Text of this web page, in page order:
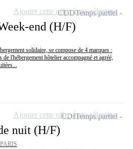
end (H/F)
solidaire, se compose de 4 marques :
l'hébergement hôtelier accompagné et agréé,
CDDTemps partiel
Ajouter cette offre à ma sélection
nuit (H/F)
CDITemps partiel
Ajouter cette offre à ma sélection